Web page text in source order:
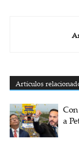
Artículos
a